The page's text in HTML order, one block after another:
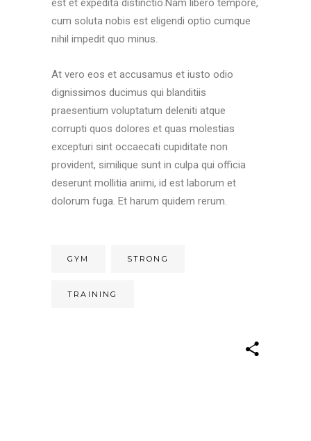
est et expedita distinctio.Nam libero tempore,
cum soluta nobis est eligendi optio cumque
nihil impedit quo minus.
At vero eos et accusamus et iusto odio
dignissimos ducimus qui blanditiis
praesentium voluptatum deleniti atque
corrupti quos dolores et quas molestias
excepturi sint occaecati cupiditate non
provident, similique sunt in culpa qui officia
deserunt mollitia animi, id est laborum et
dolorum fuga. Et harum quidem rerum.
GYM STRONG
TRAINING